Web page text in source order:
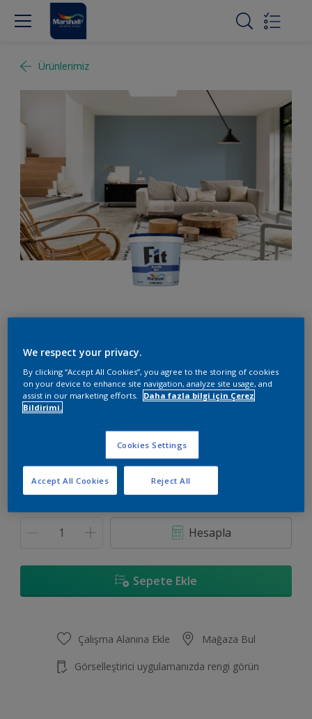
Ürünlerimiz
10BB 40/090
Renk değiştir
20 KG
Hesapla
Sepete Ekle
Çalışma Alanına Ekle Mağaza Bul
Görselleştirici uygulamanızda rengi görün
We respect your privacy.
By clicking “Accept All Cookies”, you agree to the storing of cookies
on your device to enhance site navigation, analyze site usage, and
assist in our marketing efforts.
Daha fazla bilgi için Çerez
Bildirimi.
Cookies Settings
Reject All
Accept All Cookies